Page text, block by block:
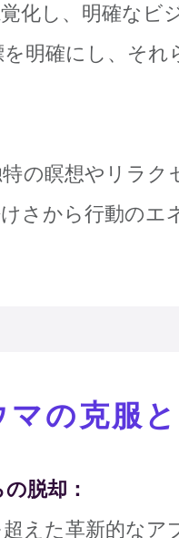
化し、明確なビ
明確にし、 それ
の瞑想やリラ
さから行動のエ
の克服
脱却：
えた革新的な